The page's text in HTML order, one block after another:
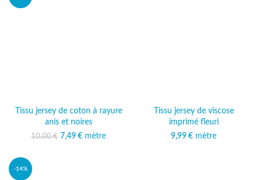
Tissu jersey de coton à rayure
anis et noires
10,00€ Le prix initial était :
7,49 €
Le prix
mètre
Tissu jersey de viscose
imprimé fleuri
9,99 € mètre
-14%